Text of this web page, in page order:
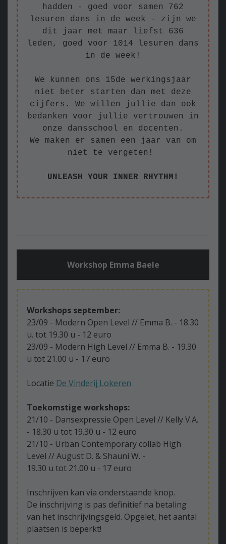
hadden - goed voor samen 762
lesuren dans in de week - zijn we
dit jaar met maar liefst 636
leden, goed voor 1014 lesuren dans
in de week!
We kunnen ons 15de werkingsjaar
niet beter starten dan met deze
cijfers. We willen jullie dan ook
bedanken voor jullie vertrouwen in
onze dansschool en docenten.
We maken er samen een jaar van om
niet te vergeten!
UNLEASH YOUR INNER RHYTHM!
Workshop Emma Baele
Workshops september:
23/09 - Modern Open Level // Emma B. - 18.30
u. tot 19.30 u - 12 euro
23/09 - Modern High Level // Emma B. - 19.30
u tot 21.00 u - 17 euro
Locatie De Vinderij Lokeren
Toekomstige workshops:
21/10 - Dansexpressie Open Level // Kelly V.A.
- 18.30 u tot 19.30 u - 12 euro
21/10 - Urban Contemporary collab High
Level // August D. & Shauni W. -
19.30 u tot 21.00 u - 17 euro
Inschrijven kan via onderstaande knop.
De inschrijving is pas definitief na betaling
van het inschrijvingsgeld. Opgelet, het aantal
plaatsen is beperkt!